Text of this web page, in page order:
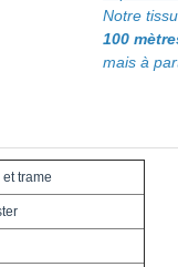
Notre tissu
100
mais à
trame